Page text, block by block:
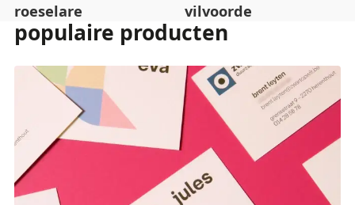
roeselare
vilvoorde
populaire producten